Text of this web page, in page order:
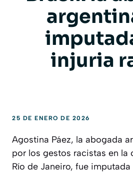
injuria
25 DE ENERO DE 2026
Agostina Páez, la abogada
por los gestos racistas en la
Río de Janeiro, fue